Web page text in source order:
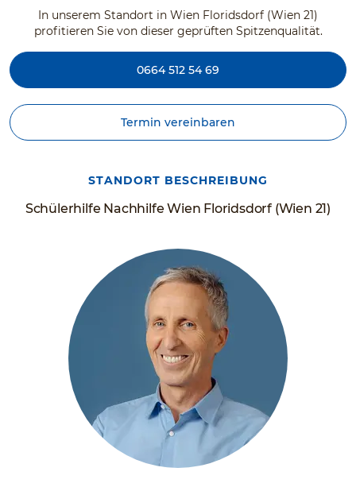
In unserem Standort in Wien Floridsdorf (Wien 21)
profitieren Sie von dieser geprüften Spitzenqualität.
0664 512 54 69
Termin vereinbaren
Schülerhilfe Nachhilfe Wien Floridsdorf (Wien 21)
STANDORT BESCHREIBUNG